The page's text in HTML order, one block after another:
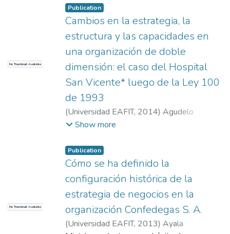
directamente a las empresas ni a personas
naturales sino que lo hace a través de la
banca comercial. La banca de segundo piso
está conformada por Bancoldex, Finagro y
Findeter. Bancoldex es ahora un banco de
desarrollo que apoya las operaciones de
comercio y de modernización y el
crecimiento, principalmente de las pymes
urbanas. Finagro atiende las necesidades
del sector agropecuarios incluyendo pymes
y Findeter atiende las necesidades de los
pymes ubicadas fuera de los grandes
centros urbanos. Un buen indicador de los
recursos financieros dirigidos a las pymes
financiación es el crédito otorgado por
Bancoldex.
No Thumbnail Available
Publication
Cambios en la estrategia, la
estructura y las capacidades en
una organización de doble
dimensión: el caso del Hospital
San Vicente* luego de la Ley 100
de 1993
(Universidad EAFIT, 2014) Agudelo
Agudelo, Yurley María
Uribe de Correa, Beatríz Amparo
Show more
No Thumbnail Available
Publication
Cómo se ha definido la
configuración histórica de la
estrategia de negocios en la
organización Confedegas S. A.
(Universidad EAFIT, 2013) Ayala